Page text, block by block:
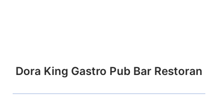
Dora King Gastro Pub Bar Restoran